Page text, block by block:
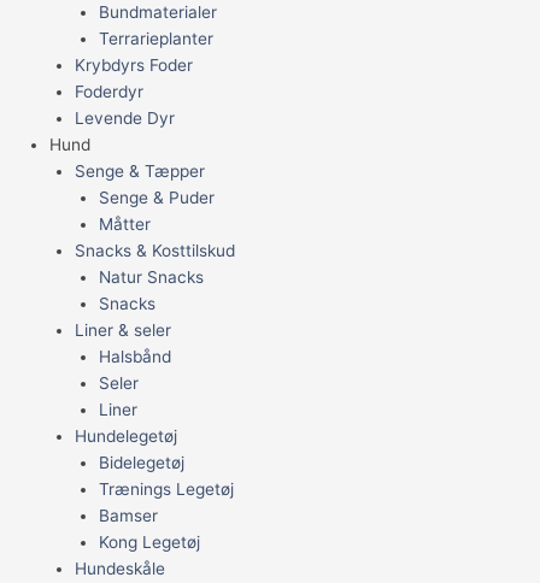
Bundmaterialer
Terrarieplanter
Krybdyrs Foder
Foderdyr
Levende Dyr
Hund
Senge & Tæpper
Senge & Puder
Måtter
Snacks & Kosttilskud
Natur Snacks
Snacks
Liner & seler
Halsbånd
Seler
Liner
Hundelegetøj
Bidelegetøj
Trænings Legetøj
Bamser
Kong Legetøj
Hundeskåle